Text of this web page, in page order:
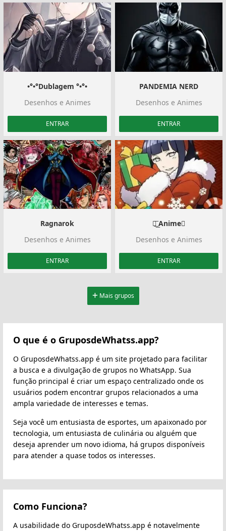
•°•°Dublagem °•°•
Desenhos e Animes
ENTRAR
PANDEMIA NERD
Desenhos e Animes
ENTRAR
Ragnarok
Desenhos e Animes
ENTRAR
⏤͟͟͞ Anime️⃤
Desenhos e Animes
ENTRAR
Mais grupos
O que é o GruposdeWhatss.app?
O GruposdeWhatss.app é um site projetado para facilitar
a busca e a divulgação de grupos no WhatsApp. Sua
função principal é criar um espaço centralizado onde os
usuários podem encontrar grupos relacionados a uma
ampla variedade de interesses e temas.
Seja você um entusiasta de esportes, um apaixonado por
tecnologia, um entusiasta de culinária ou alguém que
deseja aprender um novo idioma, há grupos disponíveis
para atender a quase todos os interesses.
Como Funciona?
A usabilidade do GruposdeWhatss.app é notavelmente